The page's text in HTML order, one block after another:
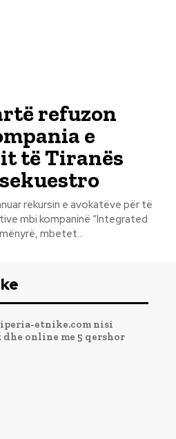
refuzon
e
të Tiranës
rekursin e avokatëve për të
mbi kompaninë “Integrated
mbetet...
etnike.com nisi
online me 5 qershor